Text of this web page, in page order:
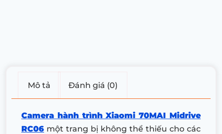
Mô tả Đánh giá (0)
Camera hành trình Xiaomi 70MAI Midrive
RC06 một trang bị không thể thiếu cho các